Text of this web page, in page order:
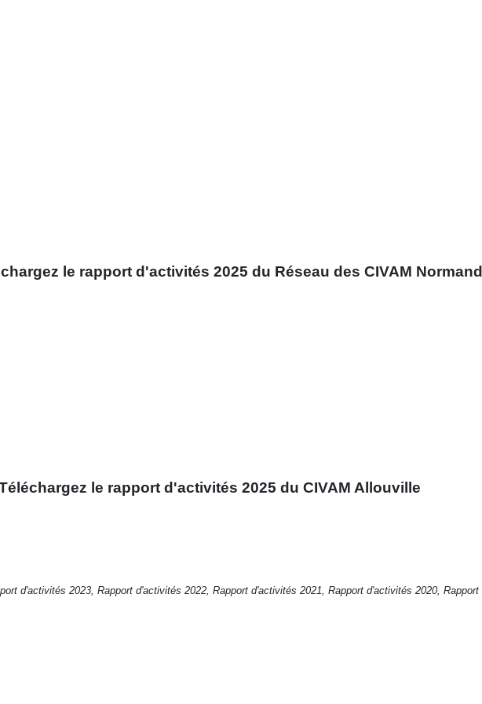
le rapport d'activités 2025 du Réseau des CIVAM
le rapport d'activités 2025 du CIVAM Allouville
d'activités 2023, Rapport d'activités 2022, Rapport d'activités 2021, Rapport d'activités 2020,